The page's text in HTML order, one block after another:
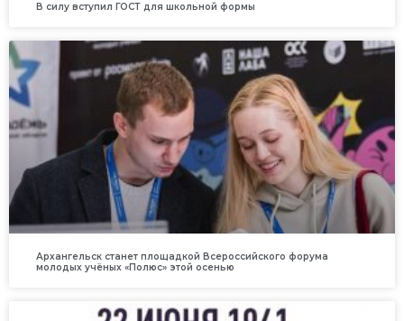
В силу вступил ГОСТ для школьной формы
Архангельск станет площадкой Всероссийского форума
молодых учёных «Полюс» этой осенью